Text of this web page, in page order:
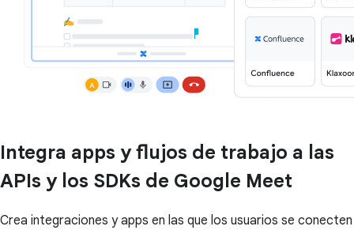
Integra apps y flujos de trabajo a las
APIs y los SDKs de Google Meet
Crea integraciones y apps en las que los usuarios se conecten